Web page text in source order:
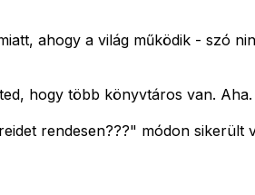
ahogy a világ működik - szó
hogy több könyvtáros van.
rendesen???" módon sikerült